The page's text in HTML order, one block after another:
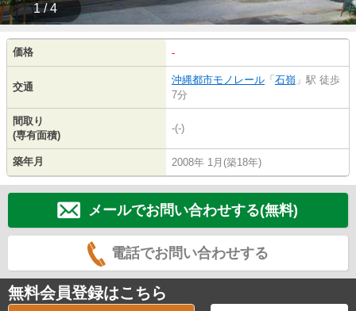
1 / 4
価格 -
交通
沖縄都市モノレール 「 石嶺 」駅 徒歩
7分
間取り
(専有面積)
-(-)
築年月 2008年 1月(築18年)
メールでお問い合わせする(無料)
電話でお問い合わせする
無料会員登録はこちら